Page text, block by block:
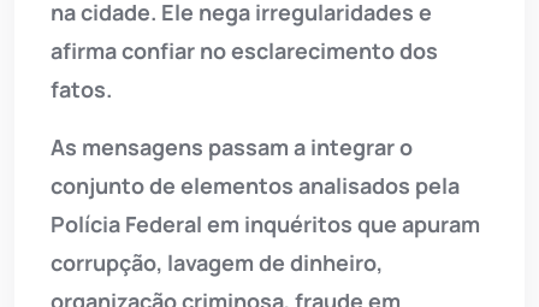
na cidade. Ele nega irregularidades e
afirma confiar no esclarecimento dos
fatos.
As mensagens passam a integrar o
conjunto de elementos analisados pela
Polícia Federal em inquéritos que apuram
corrupção, lavagem de dinheiro,
organização criminosa, fraude em